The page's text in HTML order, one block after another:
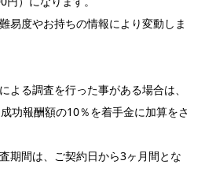
易度やお持ちの情報により変動しま
る調査を行った事がある場合は、
功報酬額の10％を着手金に加算をさ
期間は、ご契約日から3ヶ月間とな